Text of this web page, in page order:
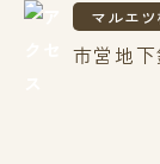
マルエツ
市営地